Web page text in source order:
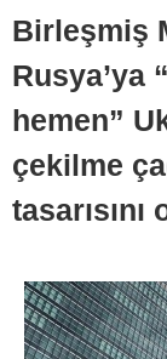
Birleşmiş
Rusya’ya
hemen”
çekilme